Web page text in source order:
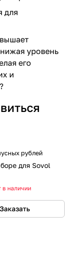
для
уровень
его
и
рублей
для Sovol
в наличии
Заказать